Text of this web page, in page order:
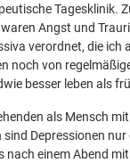
Tagesklinik.
waren Angst und
verordnet, die ich
noch von
besser leben als
als Mensch
sind Depressionen
nach einem Abend